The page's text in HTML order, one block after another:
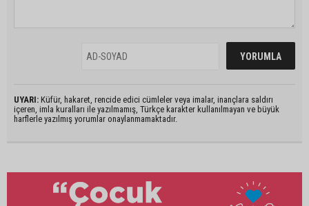
UYARI: Küfür, hakaret, rencide edici cümleler veya imalar, inançlara saldırı
içeren, imla kuralları ile yazılmamış, Türkçe karakter kullanılmayan ve büyük
harflerle yazılmış yorumlar onaylanmamaktadır.